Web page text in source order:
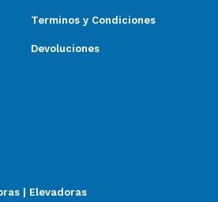
Terminos y Condiciones
Devoluciones
| Elevadoras